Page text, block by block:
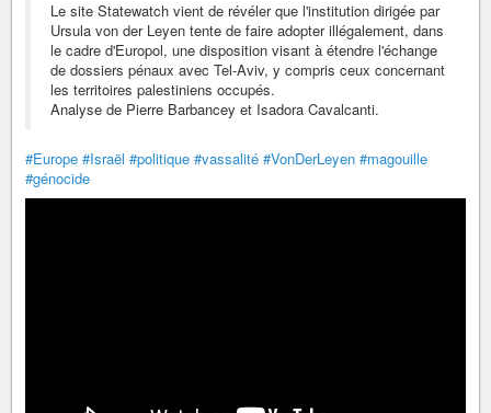
Le site Statewatch vient de révéler que l'institution dirigée par
Ursula von der Leyen tente de faire adopter illégalement, dans
le cadre d'Europol, une disposition visant à étendre l'échange
de dossiers pénaux avec Tel-Aviv, y compris ceux concernant
les territoires palestiniens occupés.
Analyse de Pierre Barbancey et Isadora Cavalcanti.
#Europe #Israël #politique #vassalité #VonDerLeyen #magouille
#génocide